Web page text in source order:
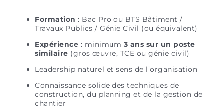
Formation : Bac Pro ou BTS Bâtiment /
Travaux Publics / Génie Civil (ou équivalent)
Expérience : minimum 3 ans sur un poste
similaire (gros œuvre, TCE ou génie civil)
Leadership naturel et sens de l’organisation
Connaissance solide des techniques de
construction, du planning et de la gestion de
chantier